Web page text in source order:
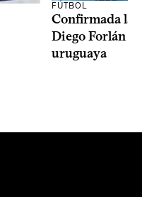
FÚTBOL
Confirmada la
Diego Forlán
uruguaya